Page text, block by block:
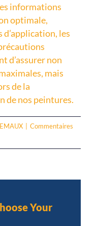
informations
optimale,
les
d’assurer non
mais
de la
de nos peintures.
Commentaires
Your